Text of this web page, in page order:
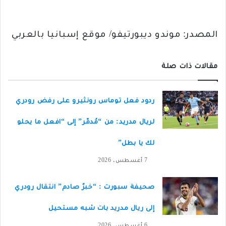
المصدر: موندو ديبورتيفو/ موقع إسبانيا بالعربي
مقالات ذات صلة
ردود فعل توماس رونثيرو على رفض رودري
لريال مدريد: من “مُدمّر” إلى “افعل ما يحلو
لك يا بطل”
7 أغسطس، 2026
صحيفة سبورت : “خبرٌ صادم” انتقال رودري
إلى ريال مدريد بات شبه مستحيل